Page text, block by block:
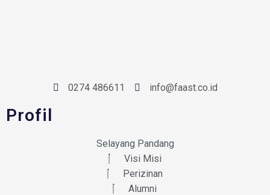
0274 486611 info@faast.co.id
Profil
Selayang Pandang
Visi Misi
Perizinan
Alumni